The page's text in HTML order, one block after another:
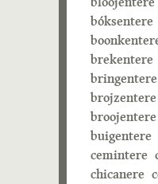
bóksentere
brekentere
bringentere
brojzentere
broojentere
buigentere
cemintere
chicanere